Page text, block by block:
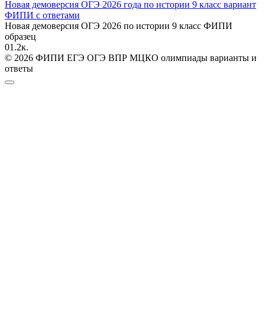
Новая демоверсия ОГЭ 2026 года по истории 9 класс вариант
ФИПИ с ответами
Новая демоверсия ОГЭ 2026 по истории 9 класс ФИПИ
образец
01.2к.
© 2026 ФИПИ ЕГЭ ОГЭ ВПР МЦКО олимпиады варианты и
ответы